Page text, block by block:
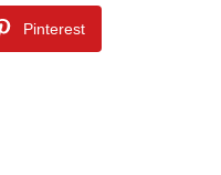
Pinterest